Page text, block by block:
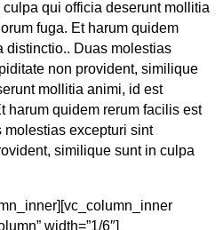
qui officia deserunt mollitia
fuga. Et harum quidem
distinctio.. Duas molestias
non provident, similique
mollitia animi, id est
harum quidem rerum facilis est
excepturi sint
similique sunt in culpa
width=”1/6″]